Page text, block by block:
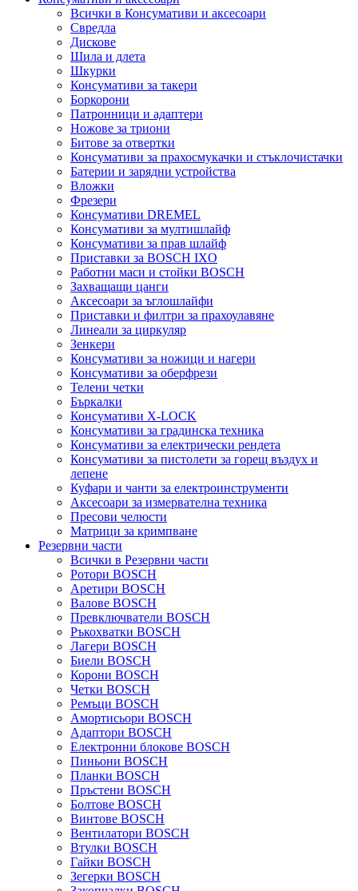
Всички в Консумативи и аксесоари
Свредла
Дискове
Шила и длета
Шкурки
Консумативи за такери
Боркорони
Патронници и адаптери
Ножове за триони
Битове за отвертки
Консумативи за прахосмукачки и стъклочистачки
Батерии и зарядни устройства
Вложки
Фрезери
Консумативи DREMEL
Консумативи за мултишлайф
Консумативи за прав шлайф
Приставки за BOSCH IXO
Работни маси и стойки BOSCH
Захващащи цанги
Аксесоари за ъглошлайфи
Приставки и филтри за прахоулавяне
Линеали за циркуляр
Зенкери
Консумативи за ножици и нагери
Консумативи за оберфрези
Телени четки
Бъркалки
Консумативи X-LOCK
Консумативи за градинска техника
Консумативи за електрически рендета
Консумативи за пистолети за горещ въздух и
лепене
Куфари и чанти за електроинструменти
Аксесоари за измервателна техника
Пресови челюсти
Матрици за кримпване
Резервни части
Всички в Резервни части
Ротори BOSCH
Аретири BOSCH
Валове BOSCH
Превключватели BOSCH
Ръкохватки BOSCH
Лагери BOSCH
Биели BOSCH
Корони BOSCH
Четки BOSCH
Ремъци BOSCH
Амортисьори BOSCH
Адаптори BOSCH
Електронни блокове BOSCH
Пиньони BOSCH
Планки BOSCH
Пръстени BOSCH
Болтове BOSCH
Винтове BOSCH
Вентилатори BOSCH
Втулки BOSCH
Гайки BOSCH
Зегерки BOSCH